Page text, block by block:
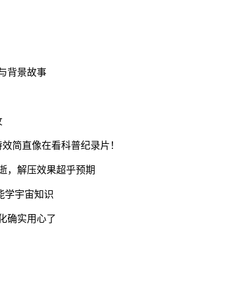
背景故事
简直像在看科普纪录片！
，解压效果超乎预期
学宇宙知识
确实用心了